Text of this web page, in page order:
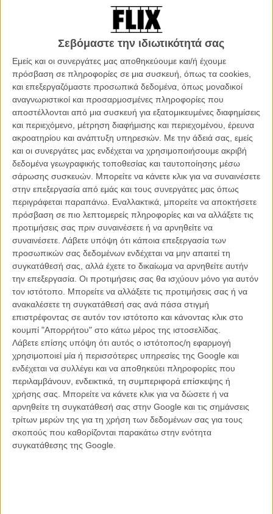
Σεβόμαστε την ιδιωτικότητά σας
Εμείς και οι συνεργάτες μας αποθηκεύουμε και/ή έχουμε
πρόσβαση σε πληροφορίες σε μια συσκευή, όπως τα cookies,
και επεξεργαζόμαστε προσωπικά δεδομένα, όπως μοναδικοί
αναγνωριστικοί και προσαρμοσμένες πληροφορίες που
αποστέλλονται από μια συσκευή για εξατομικευμένες διαφημίσεις
και περιεχόμενο, μέτρηση διαφήμισης και περιεχομένου, έρευνα
ακροατηρίου και ανάπτυξη υπηρεσιών. Με την άδειά σας, εμείς
και οι συνεργάτες μας ενδέχεται να χρησιμοποιήσουμε ακριβή
δεδομένα γεωγραφικής τοποθεσίας και ταυτοποίησης μέσω
σάρωσης συσκευών. Μπορείτε να κάνετε κλικ για να συναινέσετε
στην επεξεργασία από εμάς και τους συνεργάτες μας όπως
περιγράφεται παραπάνω. Εναλλακτικά, μπορείτε να αποκτήσετε
πρόσβαση σε πιο λεπτομερείς πληροφορίες και να αλλάξετε τις
προτιμήσεις σας πριν συναινέσετε ή να αρνηθείτε να
συναινέσετε. Λάβετε υπόψη ότι κάποια επεξεργασία των
προσωπικών σας δεδομένων ενδέχεται να μην απαιτεί τη
συγκατάθεσή σας, αλλά έχετε το δικαίωμα να αρνηθείτε αυτήν
την επεξεργασία. Οι προτιμήσεις σας θα ισχύουν μόνο για αυτόν
τον ιστότοπο. Μπορείτε να αλλάξετε τις προτιμήσεις σας ή να
ανακαλέσετε τη συγκατάθεσή σας ανά πάσα στιγμή
επιστρέφοντας σε αυτόν τον ιστότοπο και κάνοντας κλικ στο
κουμπί "Απορρήτου" στο κάτω μέρος της ιστοσελίδας.
Λάβετε επίσης υπόψη ότι αυτός ο ιστότοπος/η εφαρμογή
χρησιμοποιεί μία ή περισσότερες υπηρεσίες της Google και
ενδέχεται να συλλέγει και να αποθηκεύει πληροφορίες που
περιλαμβάνουν, ενδεικτικά, τη συμπεριφορά επίσκεψης ή
χρήσης σας. Μπορείτε να κάνετε κλικ για να δώσετε ή να
αρνηθείτε τη συγκατάθεσή σας στην Google και τις σημάνσεις
τρίτων μερών της για τη χρήση των δεδομένων σας για τους
σκοπούς που καθορίζονται παρακάτω στην ενότητα
συγκατάθεσης της Google.
«εγκληματίες και βιαστές»), ετοιμάζεται να χτίσει τείχη, να πετάξει
έξω πρόσφυγες, να εκμηδενίσει την εργατική τάξη. Το ότι μιλώντας
σ' ένα μικρόφωνο που θεωρούσε κλειστό μ' έναν εξίσου εγωπαθή
βλάκα ενός πρωινάδικου, καυχήθηκε για το ότι «όταν είσαι σταρ/
πλούσιος μπορείς να κάνεις ό,τι θέλεις στις γυναίκες - να τις
αρπάξεις από το μ*υνί» - αυτό είναι το πρόβλημά μας;
Ναι. ΚΑΙ αυτό είναι το πρόβλημά μας. Κι αποδείχθηκε περίτρανα ότι
είναι. Απλώς, γιατί πρέπει να το εξηγήσουμε. Ας το εξηγήσουμε
Πρόβλημα δεν είναι ότι ο Τραμπ είπε «μ*υνί». Η βρώμικη λέξη της
πρότασης ήταν το «αρπάξεις». Ετσι. Δικαιωματικά. Σ' έναν κόσμο
που όλοι (ή τουλάχιστον όσοι έχουμε κουρδισμένες τις κεραίες
κοινωνικής ευαισθησίας μας) καταλαβαίνουμε πια, χωρίς περιττές
παραπάνω εξηγήσεις, γιατί το gay hate-speech δεν είναι ΟΚ, γιατί ο
σεβασμός σε όλα τα χρώματα, τις θρησκείες και τις ιδεολογίες
επιβάλλεται (και για να πάμε μπροστά ως κοινωνίες, αλλά και για να
στεκόμαστε και οι ίδιοι, ο καθένας προσωπικά, ως αξιοπρεπείς
άνθρωποι απέναντι στον εαυτό και τον συνάνθρωπό μας), είναι
αδύνατον να πρέπει να εξηγήσουμε από την αρχή γιατί το να μιλάει
κανείς έτσι για τις γυναίκες είναι απαράδεκτο. Κανένα locker room
talk. Κανένα «τα αγόρια θα είναι πάντα αγόρια» επιχείρημα. Κανένα
«όσα λένε οι άντρες μεταξύ τους». Επιτέλους, είμαστε στο 2016.
Μεγαλώστε.
Δείτε κι αυτό:
Ο Αλεκ Μπόλντγουιν διαλύει τον Ντόναλντ Τραμπ
(ξανά) χθες στο Saturday Night Live